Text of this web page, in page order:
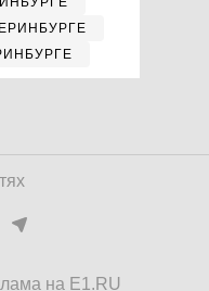
на E1.RU